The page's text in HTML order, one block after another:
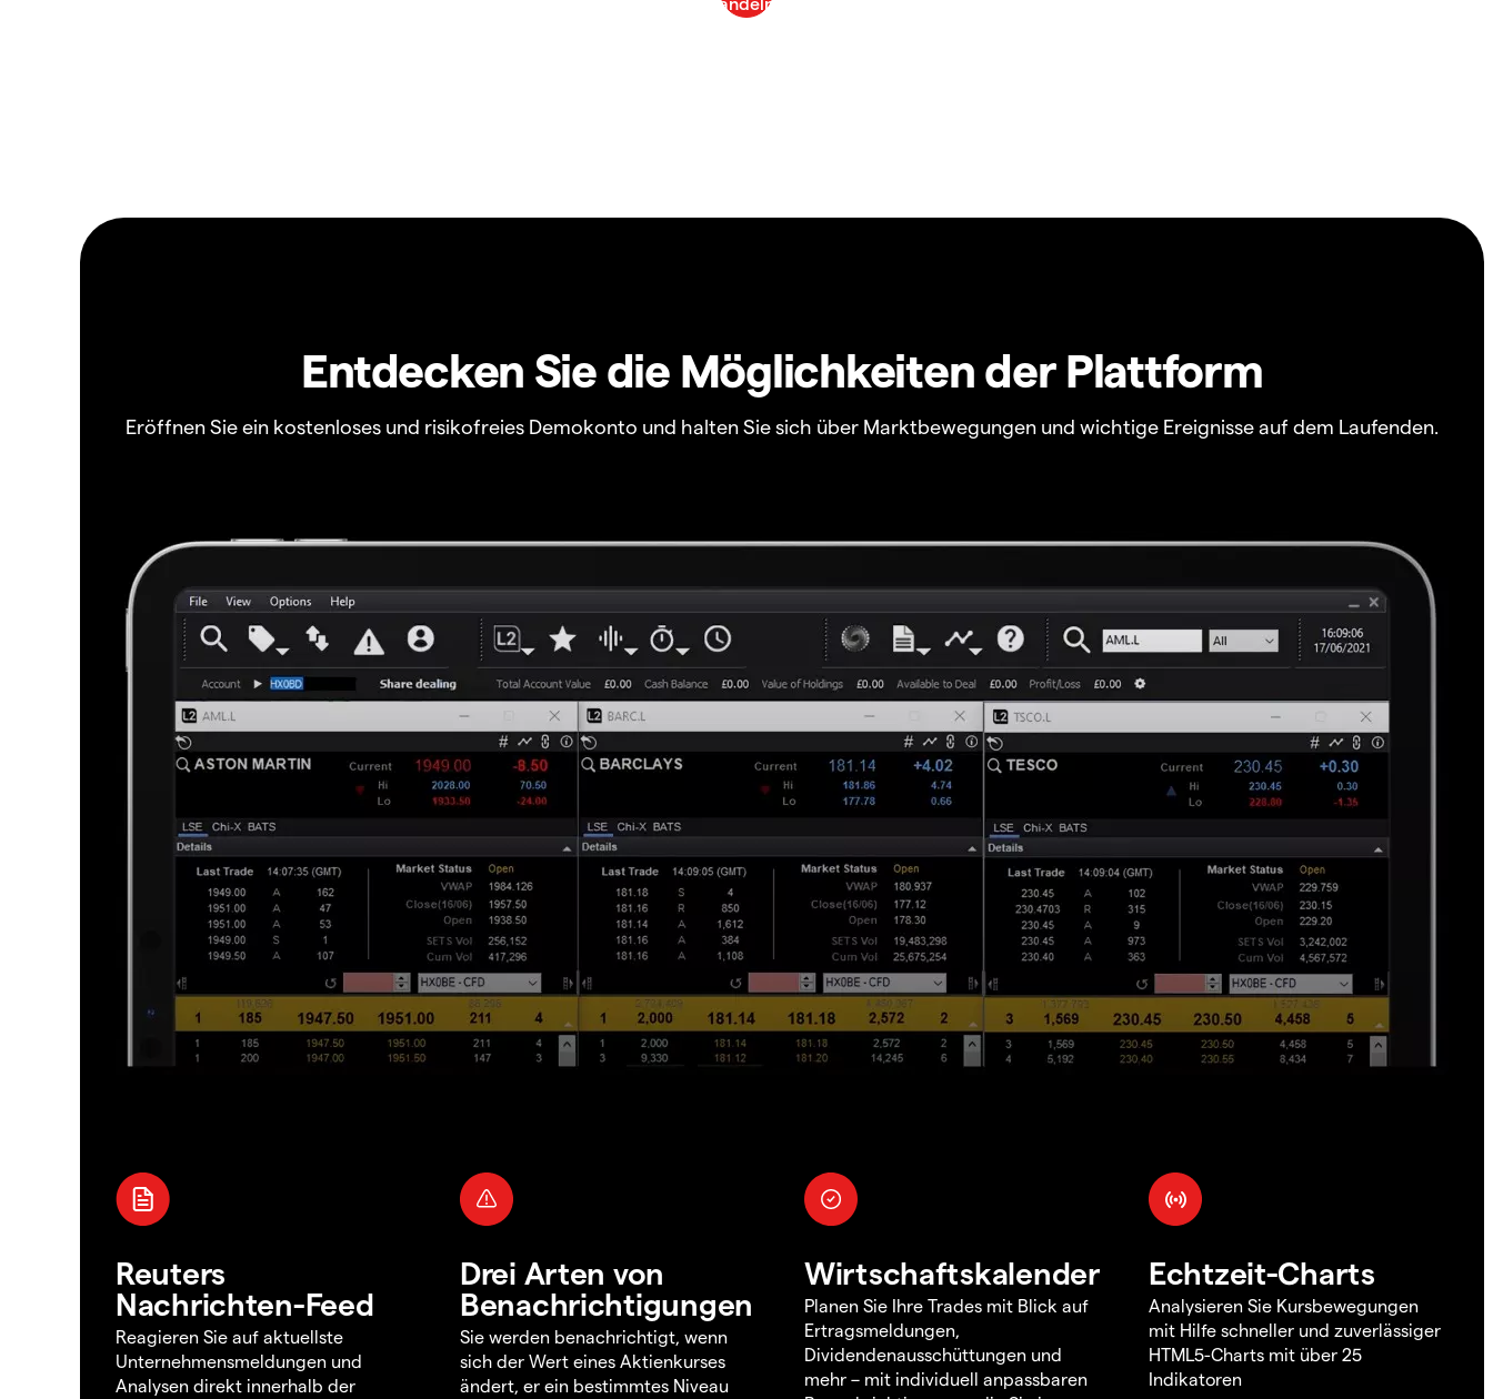
Entdecken Sie die Möglichkeiten der Plattform
Eröffnen Sie ein kostenloses und risikofreies Demokonto und halten Sie sich über Marktbewegungen und wichtige Ereignisse auf dem Laufenden.
Reuters
Nachrichten-Feed
Reagieren Sie auf aktuellste
Unternehmensmeldungen und
Analysen direkt innerhalb der
Drei Arten von
Benachrichtigungen
Sie werden benachrichtigt, wenn
sich der Wert eines Aktienkurses
ändert, er ein bestimmtes Niveau
Wirtschaftskalender
Planen Sie Ihre Trades mit Blick auf
Ertragsmeldungen,
Dividendenausschüttungen und
mehr – mit individuell anpassbaren
Echtzeit-Charts
Analysieren Sie Kursbewegungen
mit Hilfe schneller und zuverlässiger
HTML5-Charts mit über 25
Indikatoren